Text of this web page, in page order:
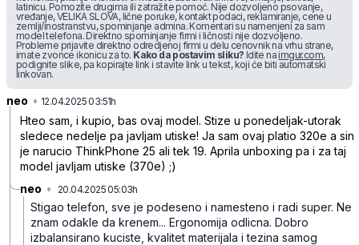
latinicu. Pomozite drugima ili zatražite pomoć. Nije dozvoljeno psovanje,
vređanje, VELIKA SLOVA, lične poruke, kontakt podaci, reklamiranje, cene u
zemlji/inostranstvu, spominjanje admina. Komentari su namenjeni za sam
model telefona. Direktno spominjanje firmi i ličnosti nije dozvoljeno.
Probleme prijavite direktno odredjenoj firmi u delu cenovnik na vrhu strane,
imate zvonce ikonicu za to. Kako da postavim sliku? Idite na imgur.com,
podignite slike, pa kopirajte link i stavite link u tekst, koji će biti automatski
linkovan.
neo • 12.04.2025 03:51h
Hteo sam, i kupio, bas ovaj model. Stize u ponedeljak-utorak
sledece nedelje pa javljam utiske! Ja sam ovaj platio 320e a sin
je narucio ThinkPhone 25 ali tek 19. Aprila unboxing pa i za taj
model javljam utiske (370e) ;)
neo • 20.04.2025 05:03h
Stigao telefon, sve je podeseno i namesteno i radi super. Ne
znam odakle da krenem... Ergonomija odlicna. Dobro
izbalansirano kuciste, kvalitet materijala i tezina samog